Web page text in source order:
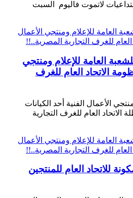
لاتموت فاليوم السبت
العامة للإعلام ومنتجي
الاتحاد العام للغرف
الأعمال الفنية أحد الكيانات
الاتحاد العام للغرف التجارية
للاتحاد العام للمنتجين